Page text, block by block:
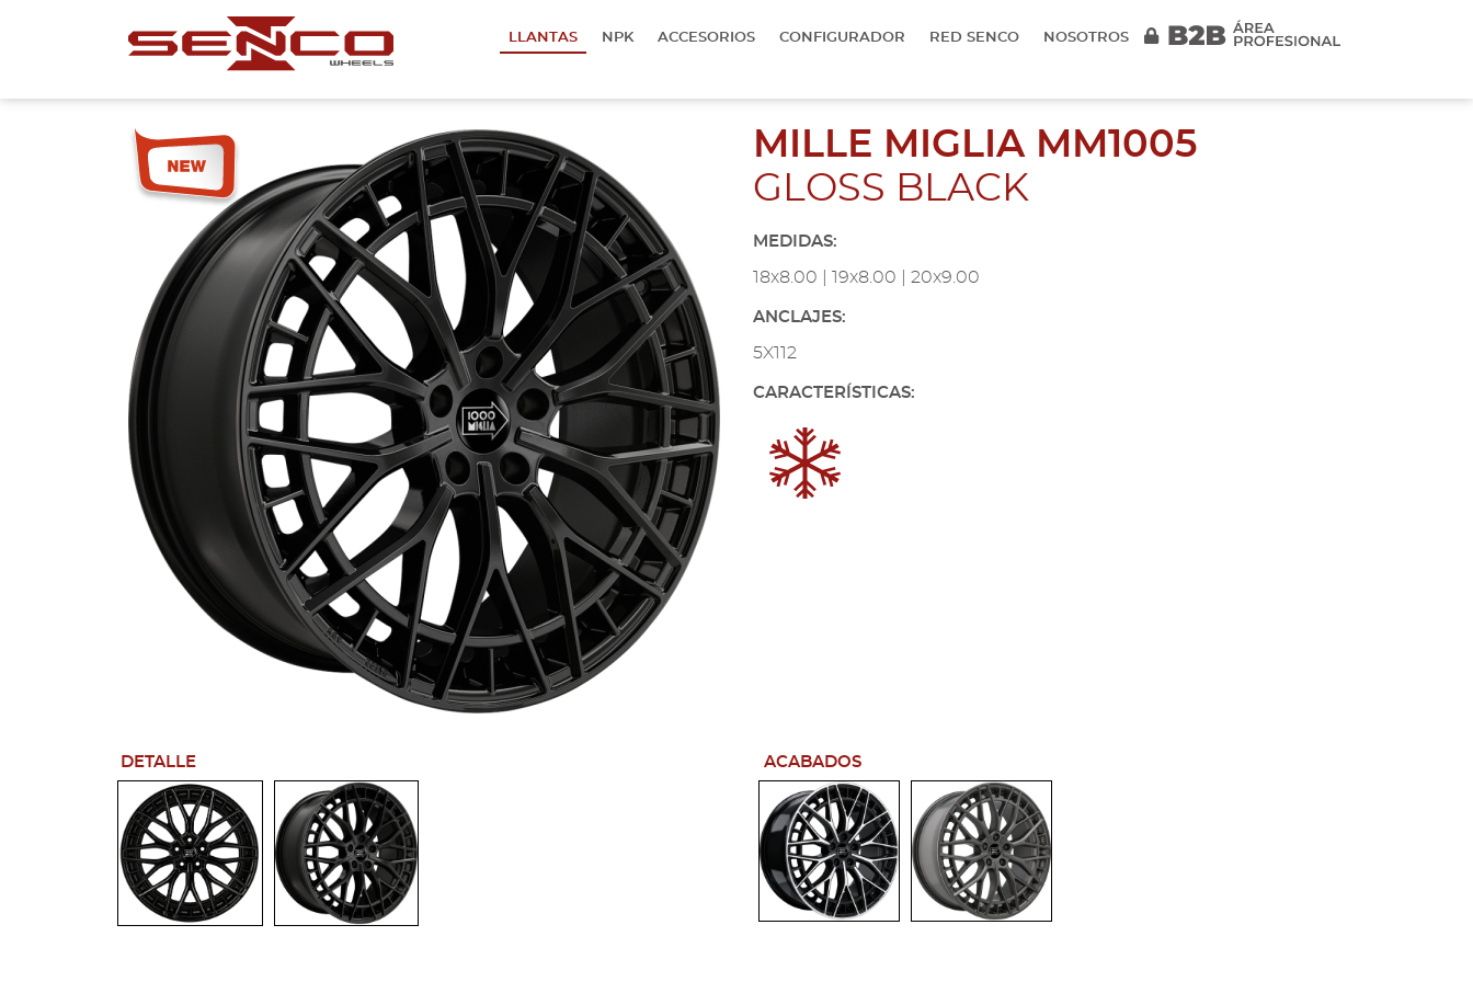
LLANTAS NPK ACCESORIOS CONFIGURADOR RED SENCO NOSOTROS
DETALLE
MILLE MIGLIA MM1005
GLOSS BLACK
MEDIDAS:
18x8.00 | 19x8.00 | 20x9.00
ANCLAJES:
5X112
CARACTERÍSTICAS:
ACABADOS